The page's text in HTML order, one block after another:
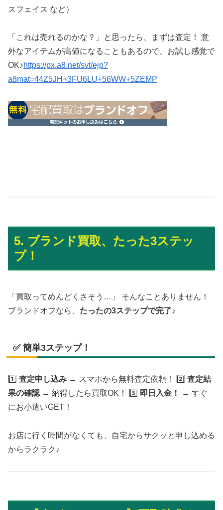
スフェイス など）
「これは売れるのかな？」と思ったら、まずは査定！ 意
外なアイテムが高値になることもあるので、お試し感覚で
OK♪https://px.a8.net/svt/ejp?
a8mat=44Z5JH+3FU6LU+56WW+5ZEMP
5. ブランド買取、たった3ステッ
プ！
「買取ってめんどくさそう…」 そんなことありません！
ブランドオフなら、 たったの3ステップで完了♪
✅ 簡単3ステップ！
1️⃣ 査定申し込み → スマホから無料査定依頼！ 2️⃣ 査定結
果の確認 → 納得したら買取OK！ 3️⃣ 即日入金！
→ すぐ
にお小遣いGET！
お店に行く時間がなくても、自宅からサクッと申し込める
からラクラク♪